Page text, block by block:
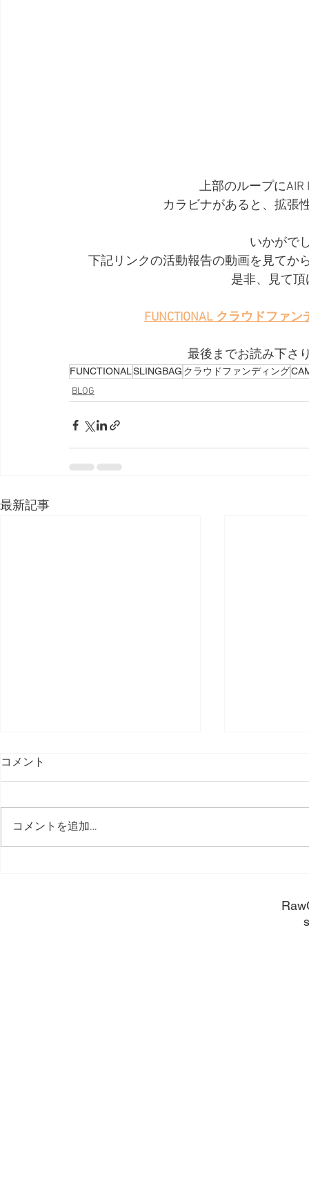
上部のループにAIR
カラビナがあると、拡張
いかがで
下記リンクの活動報告の動画を見て
是非、見て
FUNCTIONAL クラウドファ
最後までお読み下さ
FUNCTIONALSLINGBAG クラウドファンディング
BLOG
最新記事
長く使うために。
コメント
コメントを追加…